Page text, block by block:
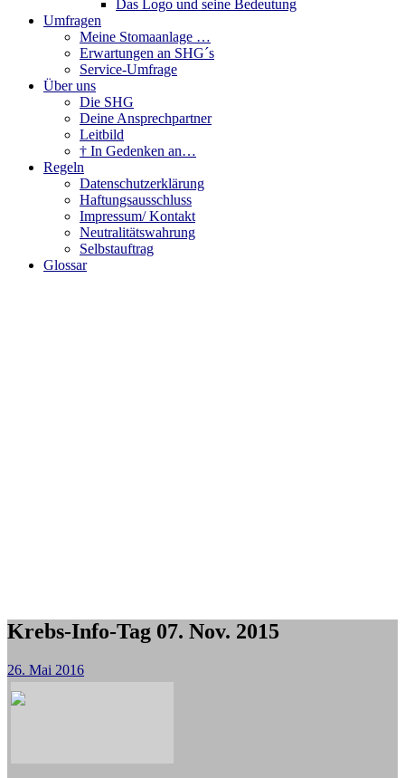
Das Logo und seine Bedeutung
Umfragen
Meine Stomaanlage …
Erwartungen an SHG´s
Service-Umfrage
Über uns
Die SHG
Deine Ansprechpartner
Leitbild
† In Gedenken an…
Regeln
Datenschutzerklärung
Haftungsausschluss
Impressum/ Kontakt
Neutralitätswahrung
Selbstauftrag
Glossar
Krebs-Info-Tag 07. Nov. 2015
26. Mai 2016